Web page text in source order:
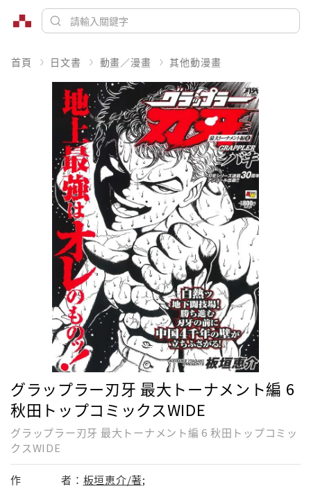
首頁 日文書 動畫／漫畫 其他動漫畫
グラップラー刃牙 最大トーナメント編 6
秋田トップコミックスWIDE
グラップラー刃牙 最大トーナメント編 6 秋田トップコミッ
クスWIDE
作 者： 板垣恵介/著;